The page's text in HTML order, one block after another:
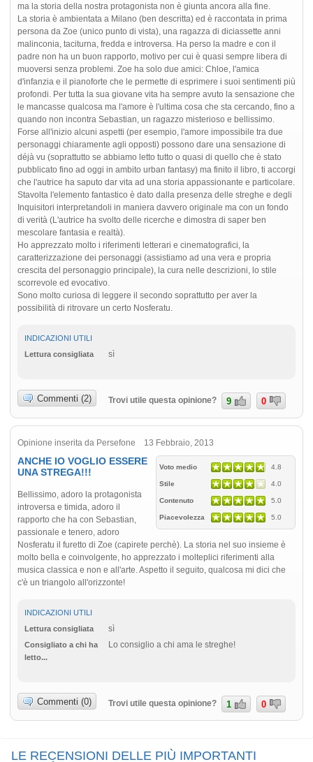
ma la storia della nostra protagonista non è giunta ancora alla fine.
La storia è ambientata a Milano (ben descritta) ed è raccontata in prima
persona da Zoe (unico punto di vista), una ragazza di diciassette anni
malinconia, taciturna, fredda e introversa. Ha perso la madre e con il
padre non ha un buon rapporto, motivo per cui è quasi sempre libera di
muoversi senza problemi. Zoe ha solo due amici: Chloe, l'amica
d'infanzia e il pianoforte che le permette di esprimere i suoi sentimenti più
profondi. Per tutta la sua giovane vita ha sempre avuto la sensazione che
le mancasse qualcosa ma l'amore è l'ultima cosa che sta cercando, fino a
quando non incontra Sebastian, un ragazzo misterioso e bellissimo.
Forse all'inizio alcuni aspetti (per esempio, l'amore impossibile tra due
personaggi chiaramente agli opposti) possono dare una sensazione di
déjà vu (soprattutto se abbiamo letto tutto o quasi di quello che è stato
pubblicato fino ad oggi in ambito urban fantasy) ma finito il libro, ti accorgi
che l'autrice ha saputo dar vita ad una storia appassionante e particolare.
Stavolta l'elemento fantastico è dato dalla presenza delle streghe e degli
Inquisitori interpretandoli in maniera davvero originale ma con un fondo
di verità (L'autrice ha svolto delle ricerche e dimostra di saper ben
mescolare fantasia e realtà).
Ho apprezzato molto i riferimenti letterari e cinematografici, la
caratterizzazione dei personaggi (assistiamo ad una vera e propria
crescita del personaggio principale), la cura nelle descrizioni, lo stile
scorrevole ed evocativo.
Sono molto curiosa di leggere il secondo soprattutto per aver la
possibilità di ritrovare un certo Nosferatu.
INDICAZIONI UTILI
Lettura consigliata
sì
Commenti (2) Trovi utile questa opinione? 9 0
Opinione inserita da Persefone 13 Febbraio, 2013
Voto medio 4.8
Stile 4.0
Contenuto 5.0
Piacevolezza 5.0
ANCHE IO VOGLIO ESSERE
UNA STREGA!!!
Bellissimo, adoro la protagonista
introversa e timida, adoro il
rapporto che ha con Sebastian,
passionale e tenero, adoro
Nosferatu il furetto di Zoe (capirete perchè). La storia nel suo insieme è
molto bella e coinvolgente, ho apprezzato i molteplici riferimenti alla
musica classica e non e all'arte. Aspetto il seguito, qualcosa mi dici che
c'è un triangolo all'orizzonte!
INDICAZIONI UTILI
Lettura consigliata
sì
Consigliato a chi ha
letto...
Lo consiglio a chi ama le streghe!
Commenti (0) Trovi utile questa opinione? 1 0
LE RECENSIONI DELLE PIÙ IMPORTANTI